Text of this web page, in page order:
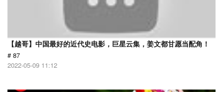
【越哥】中国最好的近代史电影，巨星云集，姜文都甘愿当配角！
# 87
2022-05-09 11:12